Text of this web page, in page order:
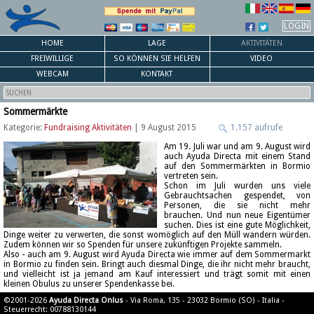
LOGIN
HOME LAGE
AKTIVITÄTEN
FREIWILLIGE
SO KÖNNEN SIE HELFEN
VIDEO
WEBCAM
KONTAKT
Sommermärkte
Kategorie: Fundraising Aktivitäten | 9 August 2015
1.157 aufrufe
Am 19. Juli war und am 9. August wird
auch Ayuda Directa mit einem Stand
auf den Sommermärkten in Bormio
vertreten sein.
Schon im Juli wurden uns viele
Gebrauchtsachen gespendet, von
Personen, die sie nicht mehr
brauchen. Und nun neue Eigentümer
suchen. Dies ist eine gute Möglichkeit,
Dinge weiter zu verwerten, die sonst womöglich auf den Müll wandern würden.
Zudem können wir so Spenden für unsere zukünftigen Projekte sammeln.
Also - auch am 9. August wird Ayuda Directa wie immer auf dem Sommermarkt
in Bormio zu finden sein. Bringt auch diesmal Dinge, die ihr nicht mehr braucht,
und vielleicht ist ja jemand am Kauf interessiert und trägt somit mit einen
kleinen Obulus zu unserer Spendenkasse bei.
©2001-2026 Ayuda Directa Onlus - Via Roma, 135 - 23032 Bormio (SO) - Italia -
Steuerrecht: 00788130144